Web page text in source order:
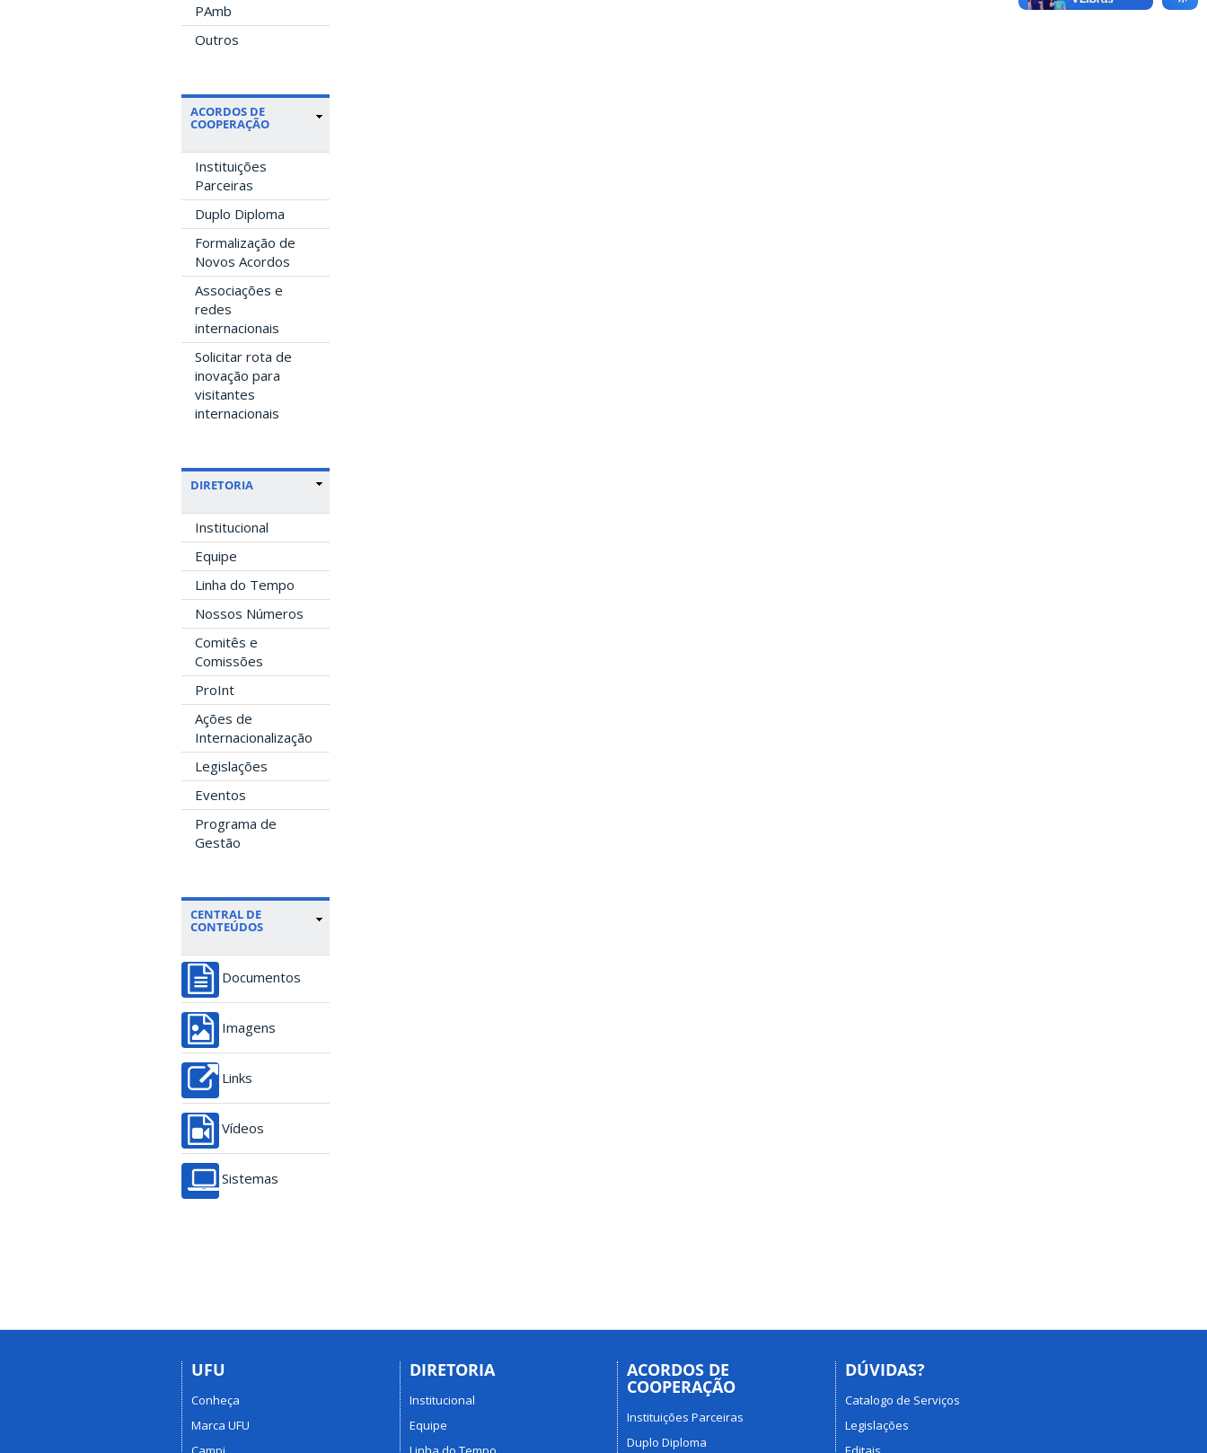
PAmb
Outros
ACORDOS DE
COOPERAÇÃO
Instituições
Parceiras
Duplo Diploma
Formalização de
Novos Acordos
Associações e
redes
internacionais
Solicitar rota de
inovação para
visitantes
internacionais
DIRETORIA
Institucional
Equipe
Linha do Tempo
Nossos Números
Comitês e
Comissões
ProInt
Ações de
Internacionalização
Legislações
Eventos
Programa de
Gestão
CENTRAL DE
CONTEÚDOS
Documentos
Imagens
Links
Vídeos
Sistemas
UFU
Conheça
Marca UFU
DIRETORIA
Institucional
Equipe
ACORDOS DE
COOPERAÇÃO
Instituições Parceiras
Duplo Diploma
DÚVIDAS?
Catalogo de Serviços
Legislações